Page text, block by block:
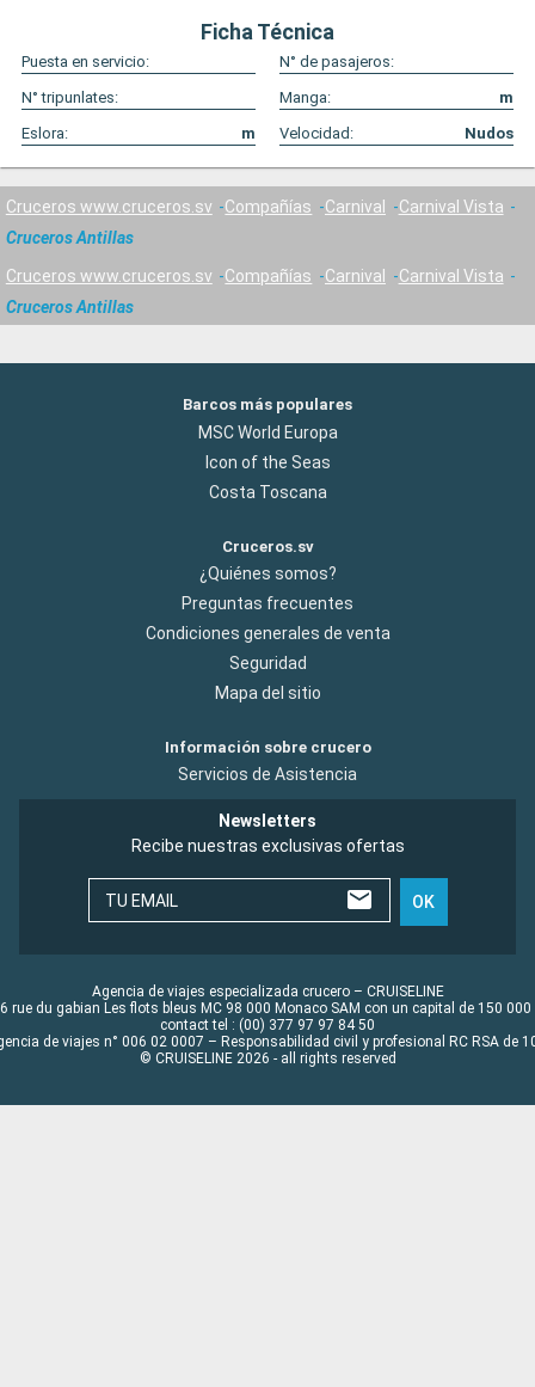
Ficha Técnica
Puesta en servicio:
N° de pasajeros:
N° tripunlates:
Manga:
m
Eslora:
m Velocidad: Nudos
Cruceros www.cruceros.sv Compañías Carnival
Carnival Vista
Cruceros Antillas
Cruceros www.cruceros.sv Compañías Carnival
Carnival Vista
Cruceros Antillas
Barcos más populares
MSC World Europa
Icon of the Seas
Costa Toscana
Cruceros.sv
¿Quiénes somos?
Preguntas frecuentes
Condiciones generales de venta
Seguridad
Mapa del sitio
Información sobre crucero
Servicios de Asistencia
Newsletters
Recibe nuestras exclusivas ofertas
TU EMAIL OK
Agencia de viajes especializada crucero – CRUISELINE
rue du gabian Les flots bleus MC 98 000 Monaco SAM con un capital de 150 000
contact tel : (00) 377 97 97 84 50
de viajes n° 006 02 0007 – Responsabilidad civil y profesional RC RSA de
© CRUISELINE 2026 - all rights reserved